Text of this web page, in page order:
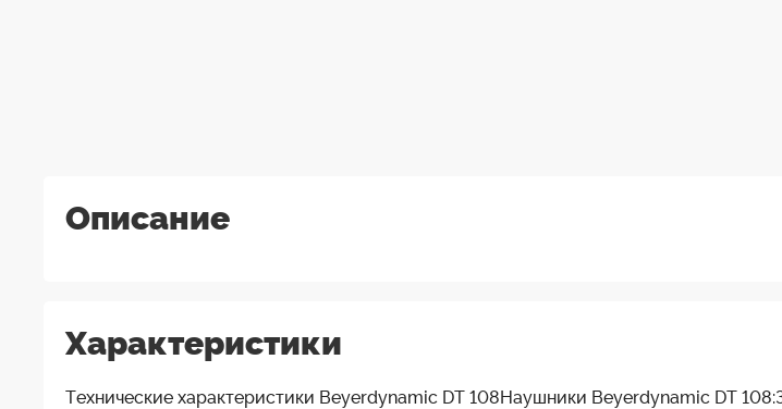
Описание
Характеристики
Технические характеристики Beyerdynamic DT 108Наушники Beyerdynamic DT